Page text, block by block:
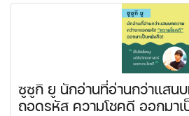
ซูซูกิ ยู นักอ่านที่อ่านกว่าแสน
ถอดรหัส ความโชคดี ออกมา